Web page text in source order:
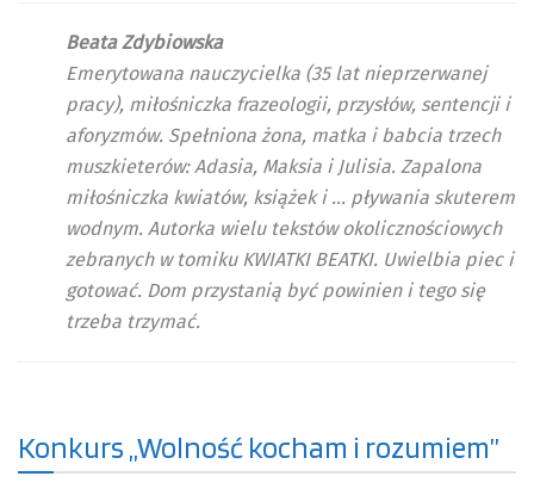
Beata Zdybiowska
Emerytowana nauczycielka (35 lat nieprzerwanej
pracy), miłośniczka frazeologii, przysłów, sentencji i
aforyzmów. Spełniona żona, matka i babcia trzech
muszkieterów: Adasia, Maksia i Julisia. Zapalona
miłośniczka kwiatów, książek i … pływania skuterem
wodnym. Autorka wielu tekstów okolicznościowych
zebranych w tomiku KWIATKI BEATKI. Uwielbia piec i
gotować. Dom przystanią być powinien i tego się
trzeba trzymać.
Konkurs „Wolność kocham i rozumiem”